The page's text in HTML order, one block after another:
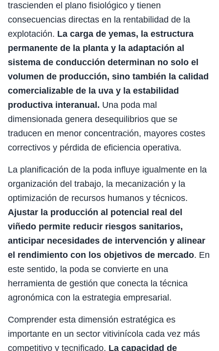
trascienden el plano fisiológico y tienen
consecuencias directas en la rentabilidad de la
explotación. La carga de yemas, la estructura
permanente de la planta y la adaptación al
sistema de conducción determinan no solo el
volumen de producción, sino también la calidad
comercializable de la uva y la estabilidad
productiva interanual. Una poda mal
dimensionada genera desequilibrios que se
traducen en menor concentración, mayores costes
correctivos y pérdida de eficiencia operativa.
La planificación de la poda influye igualmente en la
organización del trabajo, la mecanización y la
optimización de recursos humanos y técnicos.
Ajustar la producción al potencial real del
viñedo permite reducir riesgos sanitarios,
anticipar necesidades de intervención y alinear
el rendimiento con los objetivos de mercado. En
este sentido, la poda se convierte en una
herramienta de gestión que conecta la técnica
agronómica con la estrategia empresarial.
Comprender esta dimensión estratégica es
importante en un sector vitivinícola cada vez más
competitivo y tecnificado. La capacidad de